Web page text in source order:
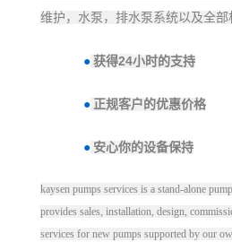
维护，水泵，排水泵系统以及全部
● 获得24小时的支持
● 正规客户的优惠价格
● 安心你的设备保持
kaysen pumps services is a stand-alone
provides sales, installation, design,
services for new pumps supported by our